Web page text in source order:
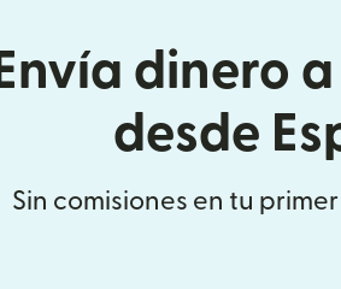
Envía dinero
desde
Sin comisiones en tu